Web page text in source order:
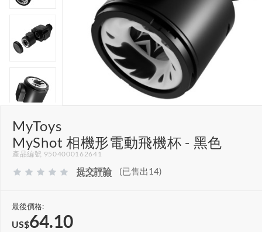
MyToys
MyShot 相機形電動飛機杯 - 黑色
產品編號 9504000162641
提交評論 (已售出14)
最後價格:
US$64.10